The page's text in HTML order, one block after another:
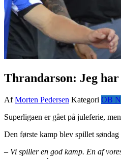
Thrandarson: Jeg
AfMorten Pedersen Kategori OB
Superligaen er gået på juleferie,
Den første kamp blev spillet
– Vi spiller en god kamp. En af